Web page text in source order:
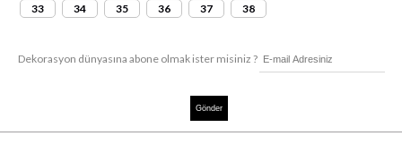
33
34 35 36 37 38
Dekorasyon dünyasına abone olmak ister misiniz ?